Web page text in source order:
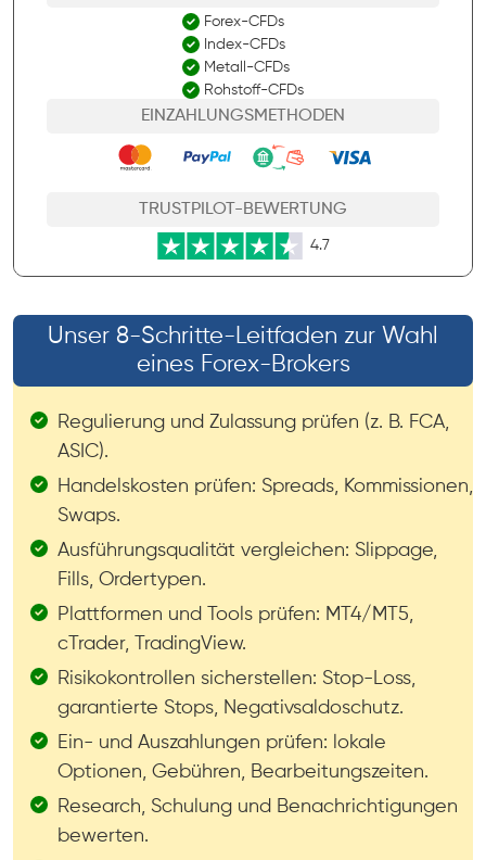
Forex-CFDs
Index-CFDs
Metall-CFDs
Rohstoff-CFDs
EINZAHLUNGSMETHODEN
TRUSTPILOT-BEWERTUNG
4.7
Unser 8-Schritte-Leitfaden zur Wahl
eines Forex-Brokers
Regulierung und Zulassung prüfen (z. B. FCA,
ASIC).
Handelskosten prüfen: Spreads, Kommissionen,
Swaps.
Ausführungsqualität vergleichen: Slippage,
Fills, Ordertypen.
Plattformen und Tools prüfen: MT4/MT5,
cTrader, TradingView.
Risikokontrollen sicherstellen: Stop-Loss,
garantierte Stops, Negativsaldoschutz.
Ein- und Auszahlungen prüfen: lokale
Optionen, Gebühren, Bearbeitungszeiten.
Research, Schulung und Benachrichtigungen
bewerten.